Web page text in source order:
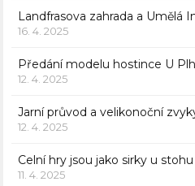
Landfrasova zahrada a Umělá
16. 4. 2025
Předání modelu hostince U
12. 4. 2025
Jarní průvod a velikonoční
12. 4. 2025
Celní hry jsou jako sirky u stohu
11. 4. 2025